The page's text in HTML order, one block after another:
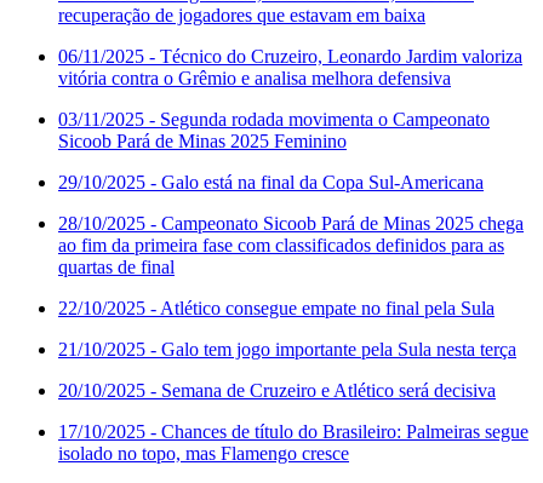
recuperação de jogadores que estavam em baixa
06/11/2025 - Técnico do Cruzeiro, Leonardo Jardim valoriza
vitória contra o Grêmio e analisa melhora defensiva
03/11/2025 - Segunda rodada movimenta o Campeonato
Sicoob Pará de Minas 2025 Feminino
29/10/2025 - Galo está na final da Copa Sul-Americana
28/10/2025 - Campeonato Sicoob Pará de Minas 2025 chega
ao fim da primeira fase com classificados definidos para as
quartas de final
22/10/2025 - Atlético consegue empate no final pela Sula
21/10/2025 - Galo tem jogo importante pela Sula nesta terça
20/10/2025 - Semana de Cruzeiro e Atlético será decisiva
17/10/2025 - Chances de título do Brasileiro: Palmeiras segue
isolado no topo, mas Flamengo cresce